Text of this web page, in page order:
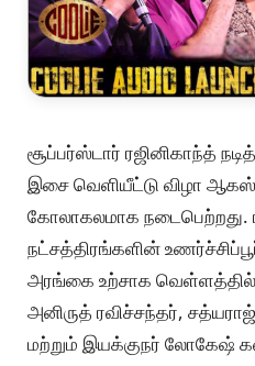
சூப்பர்ஸ்டார் ரஜினிகாந்த்
இசை வெளியீட்டு விழா
கோலாகலமாக நடைபெற்றது.
நட்சத்திரங்களின்
அரங்கை உற்சாக வெள்ளத்தில்
அனிருத் ரவிச்சந்தர்,
மற்றும் இயக்குநர் லோகேஷ்